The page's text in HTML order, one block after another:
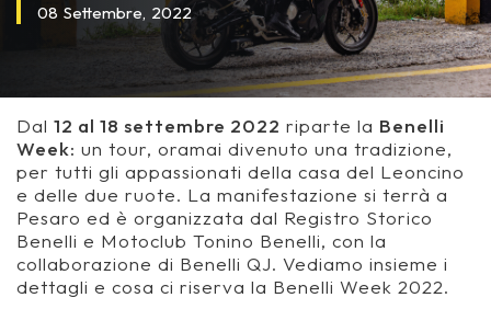
08 Settembre, 2022
Dal 12 al 18 settembre 2022 riparte la Benelli
Week: un tour, oramai divenuto una tradizione,
per tutti gli appassionati della casa del Leoncino
e delle due ruote. La manifestazione si terrà a
Pesaro ed è organizzata dal Registro Storico
Benelli e Motoclub Tonino Benelli, con la
collaborazione di Benelli QJ. Vediamo insieme i
dettagli e cosa ci riserva la Benelli Week 2022.